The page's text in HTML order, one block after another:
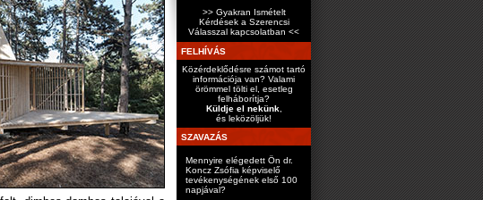
>> Gyakran Ismételt
Kérdések a Szerencsi
Válasszal kapcsolatban <<
FELHÍVÁS
Közérdeklődésre számot tartó
információja van? Valami
örömmel tölti el, esetleg
felháborítja?
Küldje el nekünk,
és leközöljük!
SZAVAZÁS
Mennyire elégedett Ön dr.
Koncz Zsófia képviselő
tevékenységének első 100
napjával?